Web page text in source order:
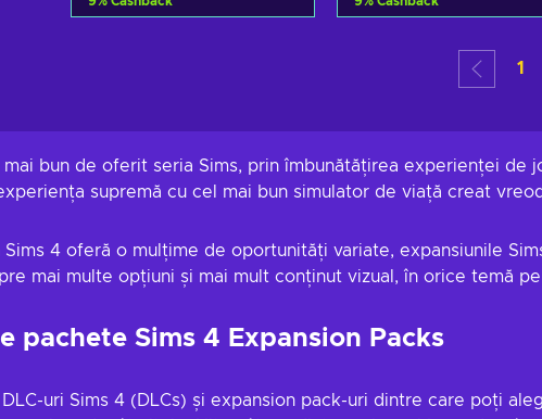
Adaugă în coș
Vezi ofertele
1
bun de oferit seria Sims, prin îmbunătățirea experienței de
supremă cu cel mai bun simulator de viață creat
Sims 4 oferă o mulțime de oportunități variate, expansiunile
mai multe opțiuni și mai mult conținut vizual, în orice temă
pachete Sims 4 Expansion Packs
uri Sims 4 (DLCs) și expansion pack-uri dintre care poți